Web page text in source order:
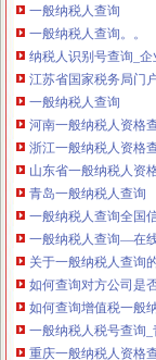
一般纳税人查询。。
纳税人识别号查询_
江苏省国家税务局门
一般纳税人查询
河南一般纳税人资格
浙江一般纳税人资格
山东省一般纳税人资格
青岛一般纳税人查询
一般纳税人查询全国
一般纳税人查询—在
关于一般纳税人查询
如何查询对方公司是
如何查询增值税一般
一般纳税人税号查询_
重庆一般纳税人资格